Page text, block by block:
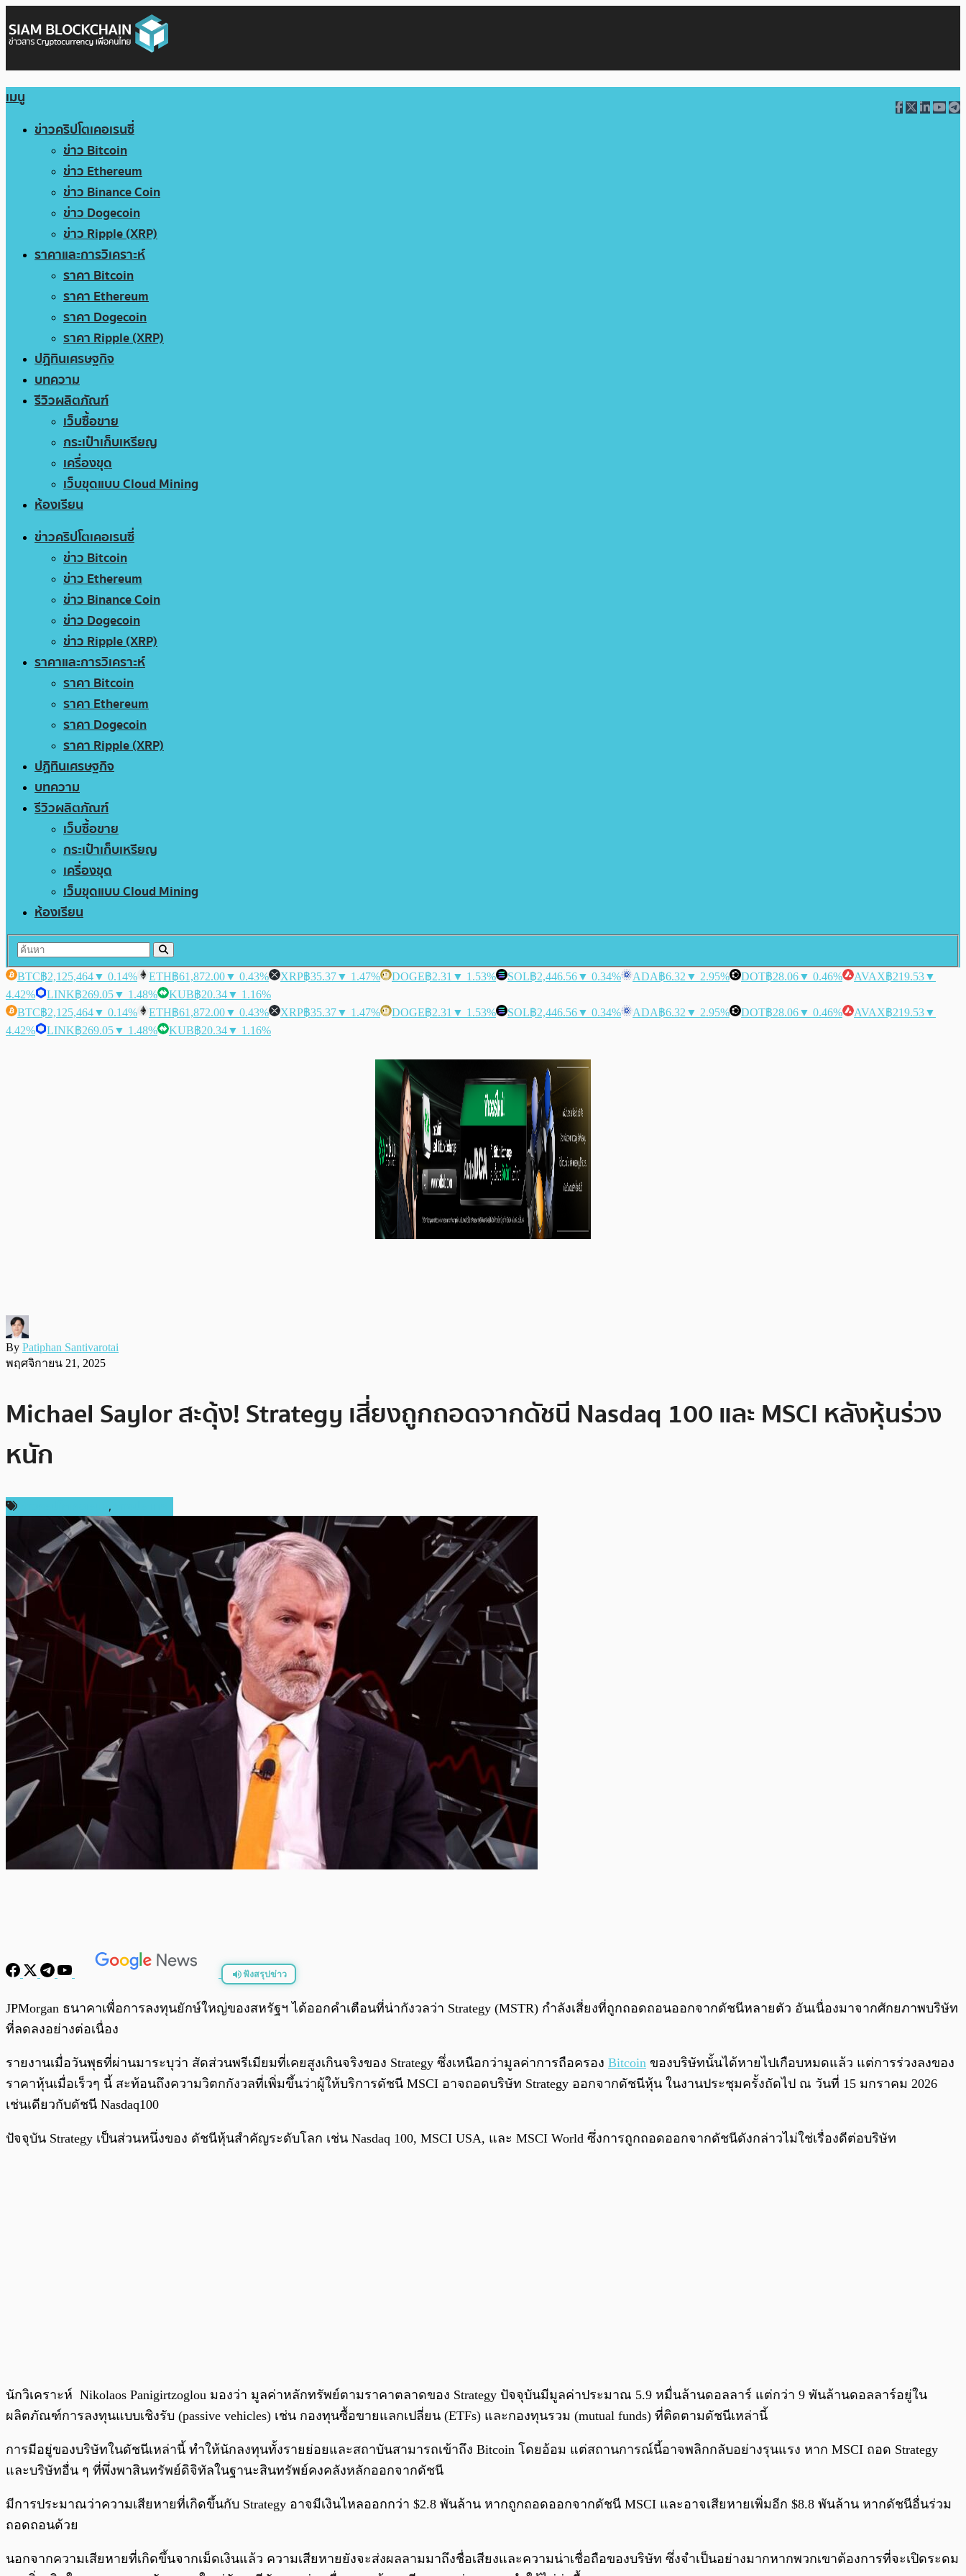
เมนู
ข่าวคริปโตเคอเรนซี่
ข่าว Bitcoin
ข่าว Ethereum
ข่าว Binance Coin
ข่าว Dogecoin
ข่าว Ripple (XRP)
ราคาและการวิเคราะห์
ราคา Bitcoin
ราคา Ethereum
ราคา Dogecoin
ราคา Ripple (XRP)
ปฏิทินเศรษฐกิจ
บทความ
รีวิวผลิตภัณฑ์
เว็บซื้อขาย
กระเป๋าเก็บเหรียญ
เครื่องขุด
เว็บขุดแบบ Cloud Mining
ห้องเรียน
ข่าวคริปโตเคอเรนซี่
ข่าว Bitcoin
ข่าว Ethereum
ข่าว Binance Coin
ข่าว Dogecoin
ข่าว Ripple (XRP)
ราคาและการวิเคราะห์
ราคา Bitcoin
ราคา Ethereum
ราคา Dogecoin
ราคา Ripple (XRP)
ปฏิทินเศรษฐกิจ
บทความ
รีวิวผลิตภัณฑ์
เว็บซื้อขาย
กระเป๋าเก็บเหรียญ
เครื่องขุด
เว็บขุดแบบ Cloud Mining
ห้องเรียน
BTC฿2,125,464▼ 0.14% ETH฿61,872.00▼ 0.43% XRP฿35.37▼ 1.47% DOGE฿2.31 ▼ 1.53% SOL฿2,446.56▼ 0.34% ADA฿6.32 ▼ 2.95% DOT฿28.06▼ 0.46% AVAX฿219.53▼
4.42%
LINK฿269.05▼ 1.48% KUB฿20.34▼ 1.16%
BTC฿2,125,464▼ 0.14% ETH฿61,872.00▼ 0.43% XRP฿35.37▼ 1.47% DOGE฿2.31 ▼ 1.53% SOL฿2,446.56▼ 0.34% ADA฿6.32 ▼ 2.95% DOT฿28.06▼ 0.46% AVAX฿219.53▼
4.42%
LINK฿269.05▼ 1.48% KUB฿20.34▼ 1.16%
By Patiphan Santivarotai
พฤศจิกายน 21, 2025
Michael Saylor สะดุ้ง! Strategy เสี่ยงถูกถอดจากดัชนี Nasdaq 100 และ MSCI หลังหุ้นร่วง
หนัก
,
ฟังสรุปข่าว
/
JPMorgan ธนาคาเพื่อการลงทุนยักษ์ใหญ่ของสหรัฐฯ ได้ออกคำเตือนที่น่ากังวลว่า Strategy (MSTR) กำลังเสี่ยงที่ถูกถอดถอนออกจากดัชนีหลายตัว อันเนื่องมาจากศักยภาพบริษัท
ที่ลดลงอย่างต่อเนื่อง
รายงานเมื่อวันพุธที่ผ่านมาระบุว่า สัดส่วนพรีเมียมที่เคยสูงเกินจริงของ Strategy ซึ่งเหนือกว่ามูลค่าการถือครอง Bitcoin ของบริษัทนั้นได้หายไปเกือบหมดแล้ว แต่การร่วงลงของ
ราคาหุ้นเมื่อเร็วๆ นี้ สะท้อนถึงความวิตกกังวลที่เพิ่มขึ้นว่าผู้ให้บริการดัชนี MSCI อาจถอดบริษัท Strategy ออกจากดัชนีหุ้น ในงานประชุมครั้งถัดไป ณ วันที่ 15 มกราคม 2026
เช่นเดียวกับดัชนี Nasdaq100
ปัจจุบัน Strategy เป็นส่วนหนึ่งของ ดัชนีหุ้นสำคัญระดับโลก เช่น Nasdaq 100, MSCI USA, และ MSCI World ซึ่งการถูกถอดออกจากดัชนีดังกล่าวไม่ใช่เรื่องดีต่อบริษัท
นักวิเคราะห์ Nikolaos Panigirtzoglou มองว่า มูลค่าหลักทรัพย์ตามราคาตลาดของ Strategy ปัจจุบันมีมูลค่าประมาณ 5.9 หมื่นล้านดอลลาร์ แต่กว่า 9 พันล้านดอลลาร์อยู่ใน
ผลิตภัณฑ์การลงทุนแบบเชิงรับ (passive vehicles) เช่น กองทุนซื้อขายแลกเปลี่ยน (ETFs) และกองทุนรวม (mutual funds) ที่ติดตามดัชนีเหล่านี้
การมีอยู่ของบริษัทในดัชนีเหล่านี้ ทำให้นักลงทุนทั้งรายย่อยและสถาบันสามารถเข้าถึง Bitcoin โดยอ้อม แต่สถานการณ์นี้อาจพลิกกลับอย่างรุนแรง หาก MSCI ถอด Strategy
และบริษัทอื่น ๆ ที่พึ่งพาสินทรัพย์ดิจิทัลในฐานะสินทรัพย์คงคลังหลักออกจากดัชนี
มีการประมาณว่าความเสียหายที่เกิดขึ้นกับ Strategy อาจมีเงินไหลออกกว่า $2.8 พันล้าน หากถูกถอดออกจากดัชนี MSCI และอาจเสียหายเพิ่มอีก $8.8 พันล้าน หากดัชนีอื่นร่วม
ถอดถอนด้วย
นอกจากความเสียหายที่เกิดขึ้นจากเม็ดเงินแล้ว ความเสียหายยังจะส่งผลลามมาถึงชื่อเสียงและความน่าเชื่อถือของบริษัท ซึ่งจำเป็นอย่างมากหากพวกเขาต้องการที่จะเปิดระดม